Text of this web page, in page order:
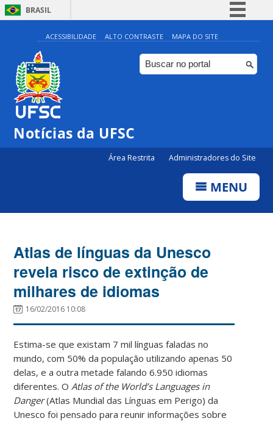
BRASIL
Simplifique!
Comunica BR
Participe
ACESSIBILIDADE ALTO CONTRASTE MAPA DO SITE
Notícias da UFSC
Área Restrita Administradores do Site
MENU
Atlas de línguas da Unesco
revela risco de extinção de
milhares de idiomas
16/02/2016 10:08
Estima-se que existam 7 mil línguas faladas no
mundo, com 50% da população utilizando apenas 50
delas, e a outra metade falando 6.950 idiomas
diferentes. O Atlas of the World’s Languages in
Danger(Atlas Mundial das Línguas em Perigo) da
Unesco foi pensado para reunir informações sobre